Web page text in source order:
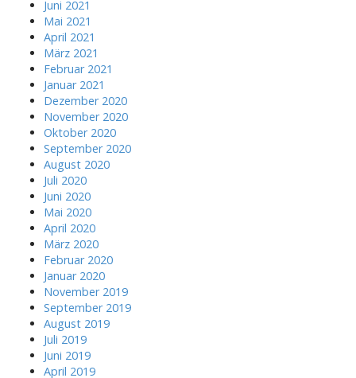
Juni 2021
Mai 2021
April 2021
März 2021
Februar 2021
Januar 2021
Dezember 2020
November 2020
Oktober 2020
September 2020
August 2020
Juli 2020
Juni 2020
Mai 2020
April 2020
März 2020
Februar 2020
Januar 2020
November 2019
September 2019
August 2019
Juli 2019
Juni 2019
April 2019